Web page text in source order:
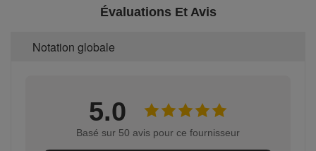
Évaluations Et Avis
Notation globale
5.0
Basé sur 50 avis pour ce fournisseur